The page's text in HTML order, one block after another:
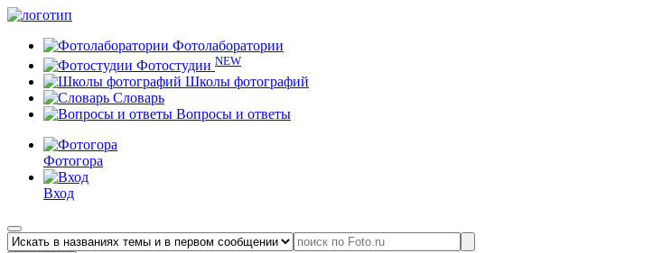
Фотолаборатории
Фотостудии NEW
Школы фотографий
Словарь
Вопросы и ответы
Фотогора
Вход